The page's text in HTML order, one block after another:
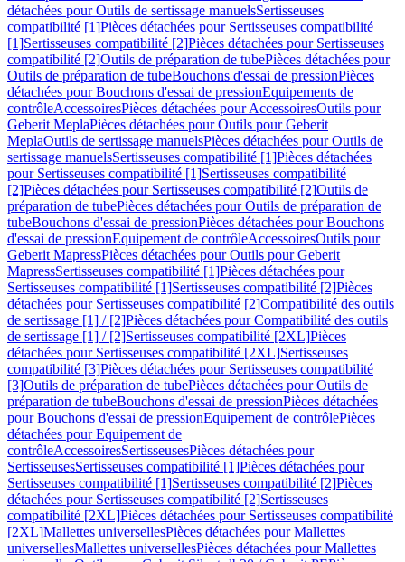
détachées pour Outils de sertissage manuelsSertisseuses
compatibilité [1]Pièces détachées pour Sertisseuses compatibilité
[1]Sertisseuses compatibilité [2]Pièces détachées pour Sertisseuses
compatibilité [2]Outils de préparation de tubePièces détachées pour
Outils de préparation de tubeBouchons d'essai de pressionPièces
détachées pour Bouchons d'essai de pressionEquipements de
contrôleAccessoiresPièces détachées pour AccessoiresOutils pour
Geberit MeplaPièces détachées pour Outils pour Geberit
MeplaOutils de sertissage manuelsPièces détachées pour Outils de
sertissage manuelsSertisseuses compatibilité [1]Pièces détachées
pour Sertisseuses compatibilité [1]Sertisseuses compatibilité
[2]Pièces détachées pour Sertisseuses compatibilité [2]Outils de
préparation de tubePièces détachées pour Outils de préparation de
tubeBouchons d'essai de pressionPièces détachées pour Bouchons
d'essai de pressionEquipement de contrôleAccessoiresOutils pour
Geberit MapressPièces détachées pour Outils pour Geberit
MapressSertisseuses compatibilité [1]Pièces détachées pour
Sertisseuses compatibilité [1]Sertisseuses compatibilité [2]Pièces
détachées pour Sertisseuses compatibilité [2]Compatibilité des outils
de sertissage [1] / [2]Pièces détachées pour Compatibilité des outils
de sertissage [1] / [2]Sertisseuses compatibilité [2XL]Pièces
détachées pour Sertisseuses compatibilité [2XL]Sertisseuses
compatibilité [3]Pièces détachées pour Sertisseuses compatibilité
[3]Outils de préparation de tubePièces détachées pour Outils de
préparation de tubeBouchons d'essai de pressionPièces détachées
pour Bouchons d'essai de pressionEquipement de contrôlePièces
détachées pour Equipement de
contrôleAccessoiresSertisseusesPièces détachées pour
SertisseusesSertisseuses compatibilité [1]Pièces détachées pour
Sertisseuses compatibilité [1]Sertisseuses compatibilité [2]Pièces
détachées pour Sertisseuses compatibilité [2]Sertisseuses
compatibilité [2XL]Pièces détachées pour Sertisseuses compatibilité
[2XL]Mallettes universellesPièces détachées pour Mallettes
universellesMallettes universellesPièces détachées pour Mallettes